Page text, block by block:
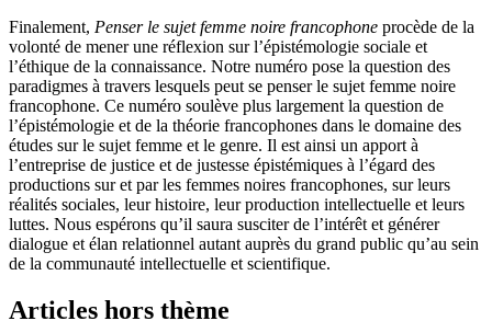
Finalement, Penser le sujet femme noire francophone procède de la
volonté de mener une réflexion sur l’épistémologie sociale et
l’éthique de la connaissance. Notre numéro pose la question des
paradigmes à travers lesquels peut se penser le sujet femme noire
francophone. Ce numéro soulève plus largement la question de
l’épistémologie et de la théorie francophones dans le domaine des
études sur le sujet femme et le genre. Il est ainsi un apport à
l’entreprise de justice et de justesse épistémiques à l’égard des
productions sur et par les femmes noires francophones, sur leurs
réalités sociales, leur histoire, leur production intellectuelle et leurs
luttes. Nous espérons qu’il saura susciter de l’intérêt et générer
dialogue et élan relationnel autant auprès du grand public qu’au sein
de la communauté intellectuelle et scientifique.
Articles hors thème